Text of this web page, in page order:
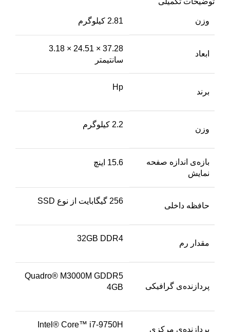
وزن 2.81 کیلوگرم
ابعاد
37.28 × 24.51 × 3.18
سانتیمتر
برند
Hp
وزن
2.2 کیلوگرم
بازه‌ی اندازه صفحه
نمایش
15.6 اینچ
حافظه داخلی
256 گیگابایت از نوع SSD
مقدار رم
32GB DDR4
پردازنده‌ی گرافیکی
Quadro® M3000M GDDR5
4GB
پردازنده‌ی مرکزی
Intel® Core™ i7-9750H